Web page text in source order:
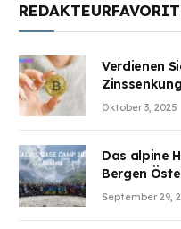
Verdienen
Oktober 3, 2025
Das alpine
Bergen
Wunden des
September 29,